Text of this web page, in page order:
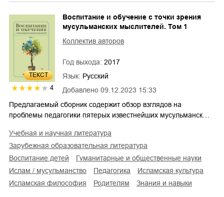
ТЕКСТ
4 Добавлено 09.12.2023 15:33
Воспитание и обучение с точки зрения
мусульманских мыслителей. Том 1
Коллектив авторов
Год выхода: 2017
Язык: Русский
Предлагаемый сборник содержит обзор взглядов на
проблемы педагогики пятерых известнейших мусульманск…
учебная и научная литература
зарубежная образовательная литература
воспитание детей
гуманитарные и общественные науки
Ислам / мусульманство
педагогика
исламская культура
исламская философия
родителям знания и навыки